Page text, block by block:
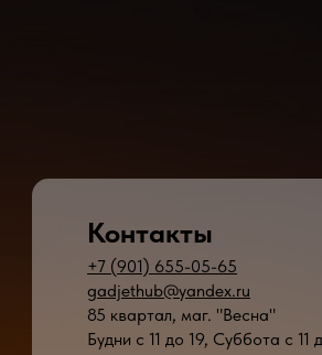
+7 (901) 655-05-65
gadjethub@yandex.ru
85 квартал, маг. "Весна"
Будни с 11 до 19, Суббота с 11
Контакты
* - время ремонта может меняться в зависимости